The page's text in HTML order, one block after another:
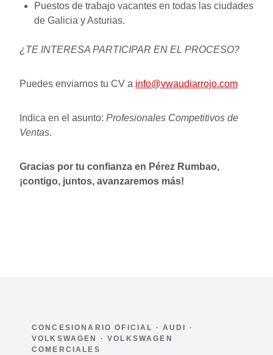
Puestos de trabajo vacantes en todas las ciudades
de Galicia y Asturias.
¿TE INTERESA PARTICIPAR EN EL PROCESO?
Puedes enviarnos tu CV a info@vwaudiarrojo.com
Indica en el asunto: Profesionales Competitivos de
Ventas.
Gracias por tu confianza en Pérez Rumbao,
¡contigo, juntos, avanzaremos más!
CONCESIONARIO OFICIAL · AUDI ·
VOLKSWAGEN · VOLKSWAGEN
COMERCIALES